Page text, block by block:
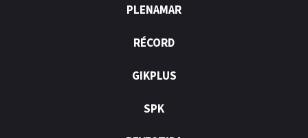
PLENAMAR
RÉCORD
GIKPLUS
SPK